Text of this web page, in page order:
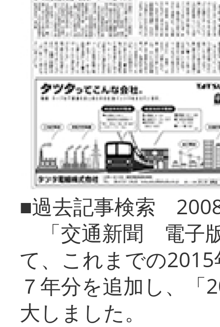
■過去記事検索
「交通新聞 電子
て、これまでの
７年分を追加し、「
大しまし